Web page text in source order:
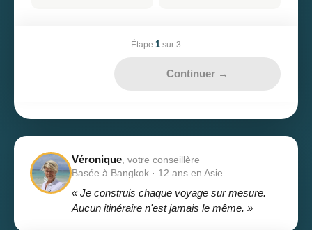
Étape 1 sur 3
Continuer →
Véronique , votre conseillère
Basée à Bangkok · 12 ans en Asie
« Je construis chaque voyage sur mesure.
Aucun itinéraire n'est jamais le même. »